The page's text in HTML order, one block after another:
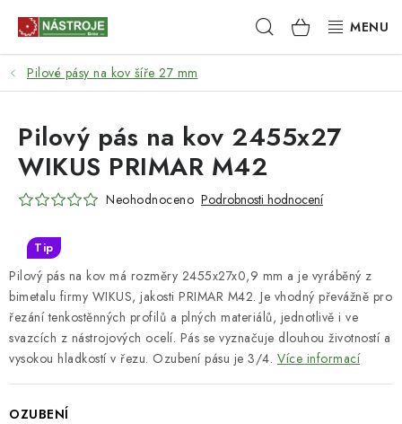
Hledat NÁKUPNÍ
KOŠÍK
NÁSTROJE
AKCE
BRUSIVO
LEPENÍ A SPOJOVÁNÍ
RUČNÍ NÁŘADÍ, PŘÍPRAVKY
STROJE
KONTAKTY
Pilové pásy na kov šíře 27 mm
Pilový pás na kov má rozměry 2455x27x0,9 mm a je vyráběný z
bimetalu firmy WIKUS, jakosti PRIMAR M42. Je vhodný převážně pro
řezání tenkostěnných profilů a plných materiálů, jednotlivě i ve
svazcích z nástrojových ocelí. Pás se vyznačuje dlouhou životností a
vysokou hladkostí v řezu. Ozubení pásu je 3/4. Více informací
OZUBENÍ
Pilový pás na kov 2455x27
WIKUS PRIMAR M42
Neohodnoceno Podrobnosti hodnocení
Tip